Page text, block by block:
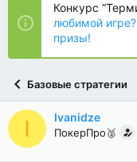
ы
л
а
Конкурс
любимой
призы!
Базовые стратегии
I Ivanidze
ПокерПро🥈